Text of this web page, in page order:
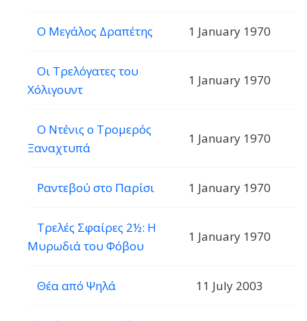
Ο Μεγάλος Δραπέτης 1 January 1970
Οι Τρελόγατες του
Χόλιγουντ
1 January 1970
Ο Ντένις ο Τρομερός
Ξαναχτυπά
1 January 1970
Ραντεβού στο Παρίσι 1 January 1970
Τρελές Σφαίρες 2½: Η
Μυρωδιά του Φόβου
1 January 1970
Θέα από Ψηλά 11 July 2003